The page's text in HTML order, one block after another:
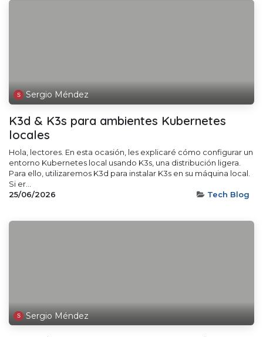
Sergio Méndez
K3d & K3s para ambientes Kubernetes
locales
Hola, lectores. En esta ocasión, les explicaré cómo configurar un
entorno Kubernetes local usando K3s, una distribución ligera.
Para ello, utilizaremos K3d para instalar K3s en su máquina local.
Si er...
25/06/2026
Tech Blog
Sergio Méndez